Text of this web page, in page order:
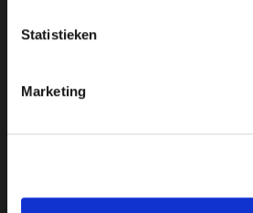
Statistieken
Marketing